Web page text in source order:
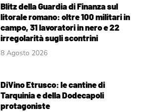
Blitz della Guardia di Finanza sul
litorale romano: oltre 100 militari in
campo, 31 lavoratori in nero e 22
irregolarità sugli scontrini
8 Agosto 2026
DiVino Etrusco: le cantine di
Tarquinia e della Dodecapoli
protagoniste